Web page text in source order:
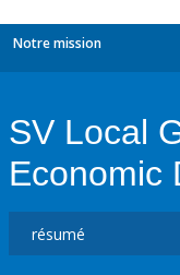
Notre mission
SV Local
Economic